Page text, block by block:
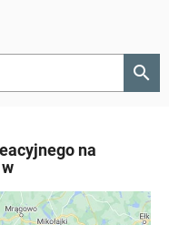
search
na